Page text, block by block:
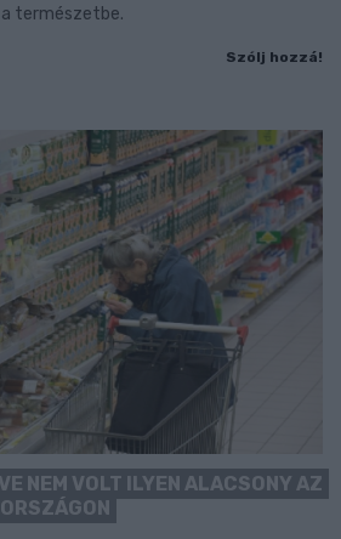
természetbe.
Szólj hozzá!
NEM VOLT ILYEN ALACSONY AZ